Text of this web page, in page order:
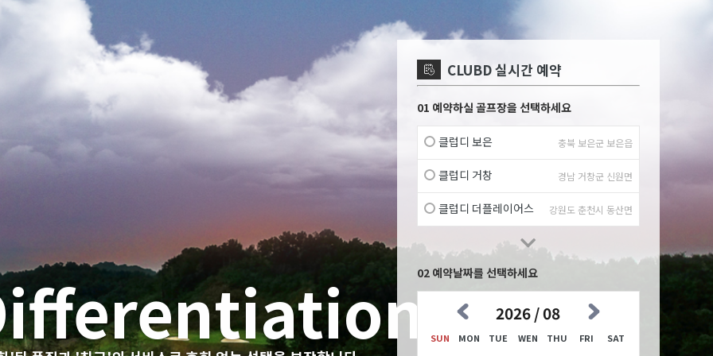
CLUBD 실시간 예약
01 예약하실 골프장을 선택하세요
클럽디 보은 충북 보은군 보은읍
클럽디 거창 경남 거창군 신원면
클럽디 더플레이어스 강원도 춘천시 동산면
02 예약날짜를 선택하세요
2026 / 08
SUN MON TUE WEN THU FRI SAT